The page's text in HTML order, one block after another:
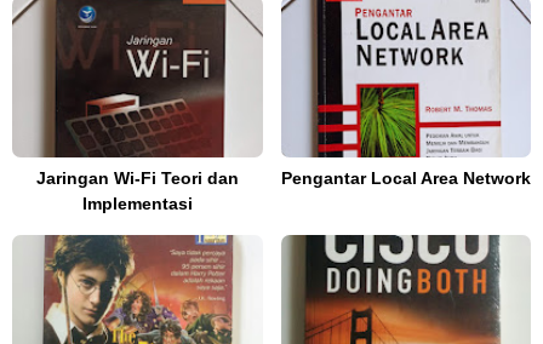
Jaringan Wi-Fi Teori dan
Implementasi
Pengantar Local Area Network